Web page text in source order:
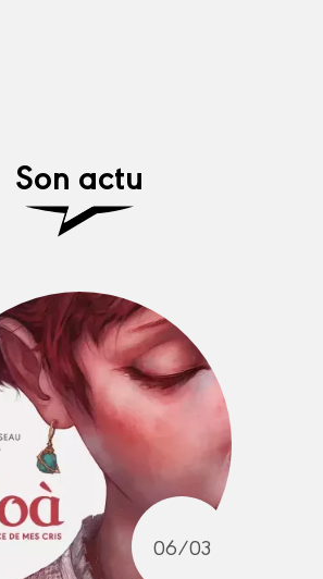
Son actu
06/03